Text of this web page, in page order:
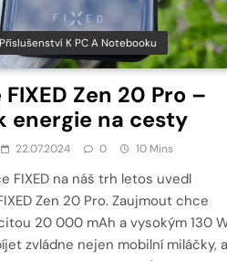
Příslušenství K PC A Notebooku
FIXED Zen 20 Pro –
energie na cesty
22.07.2024 0 10 Mins
FIXED na náš trh letos uvedl
Zen 20 Pro. Zaujmout chce
20 000 mAh a vysokým 130
zvládne nejen mobilní miláčky,